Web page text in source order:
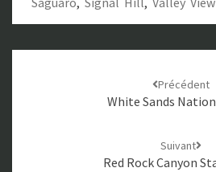
Précédent
White Sands
Suivant
Red Rock Canyon